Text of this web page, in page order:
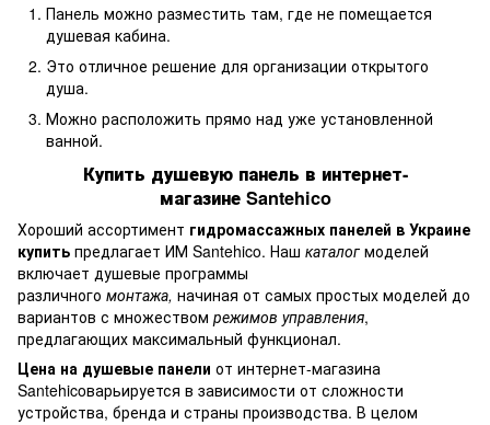
Панель можно разместить там, где не помещается
душевая кабина.
Это отличное решение для организации открытого
душа.
Можно расположить прямо над уже установленной
ванной.
Купить душевую панель в интернет-
магазине Santehico
Хороший ассортимент гидромассажных панелей в Украине
купить предлагает ИМ Santehico. Наш каталог моделей
включает душевые программы
различного монтажа, начиная от самых простых моделей до
вариантов с множеством режимов управления,
предлагающих максимальный функционал.
Цена на душевые панели от интернет-магазина
Santehicoварьируется в зависимости от сложности
устройства, бренда и страны производства. В целом